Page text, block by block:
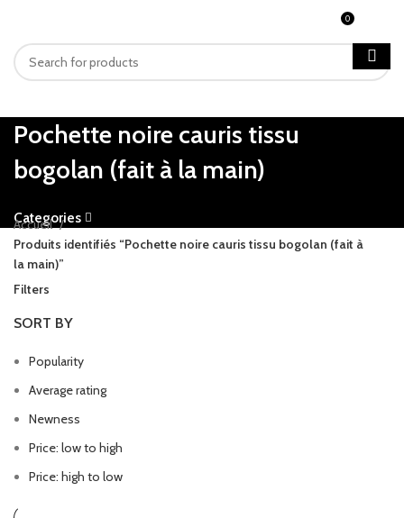
0
Pochette noire cauris tissu
bogolan (fait à la main)
Categories
Accueil
Produits identifiés “Pochette noire cauris tissu bogolan (fait à
la main)”
Filters
SORT BY
Popularity
Average rating
Newness
Price: low to high
Price: high to low